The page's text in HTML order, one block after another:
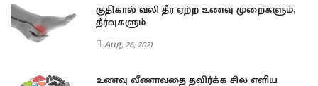
குதிகால் வலி தீர ஏற்ற உணவு முறைகளும்,
தீர்வுகளும்
Aug, 26, 2021
உணவு வீணாவதை தவிர்க்க சில எளிய